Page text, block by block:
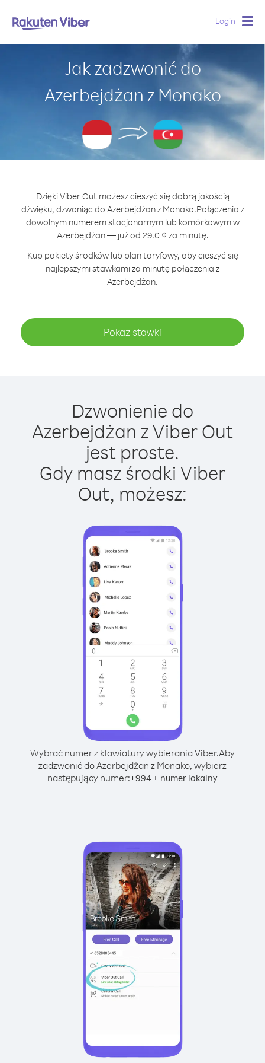
Login
Jak zadzwonić do
Azerbejdżan z Monako
Dzięki Viber Out możesz cieszyć się dobrą jakością
dźwięku, dzwoniąc do Azerbejdżan z Monako.Połączenia z
dowolnym numerem stacjonarnym lub komórkowym w
Azerbejdżan — już od 29.0 ¢ za minutę.
Kup pakiety środków lub plan taryfowy, aby cieszyć się
najlepszymi stawkami za minutę połączenia z
Azerbejdżan.
Pokaż stawki
Dzwonienie do
Azerbejdżan z Viber Out
jest proste.
Gdy masz środki Viber
Out, możesz:
Wybrać numer z klawiatury wybierania Viber.Aby
zadzwonić do Azerbejdżan z Monako, wybierz
następujący numer:+994 + numer lokalny